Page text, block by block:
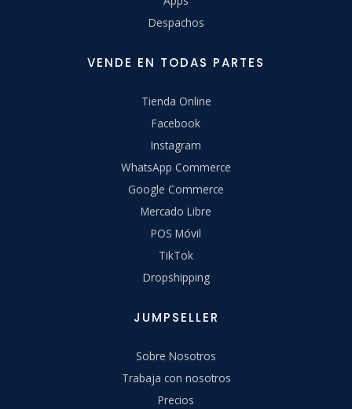
Despachos
VENDE EN TODAS PARTES
Tienda Online
Facebook
Instagram
WhatsApp Commerce
Google Commerce
Mercado Libre
POS Móvil
TikTok
Dropshipping
JUMPSELLER
Sobre Nosotros
Trabaja con nosotros
Precios